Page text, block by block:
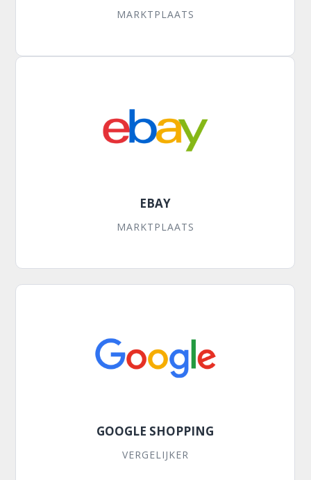
MARKTPLAATS
EBAY
MARKTPLAATS
GOOGLE SHOPPING
VERGELIJKER